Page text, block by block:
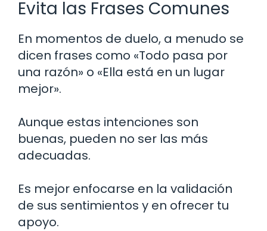
Evita las Frases Comunes
En momentos de duelo, a menudo se
dicen frases como «Todo pasa por
una razón» o «Ella está en un lugar
mejor».
Aunque estas intenciones son
buenas, pueden no ser las más
adecuadas.
Es mejor enfocarse en la validación
de sus sentimientos y en ofrecer tu
apoyo.